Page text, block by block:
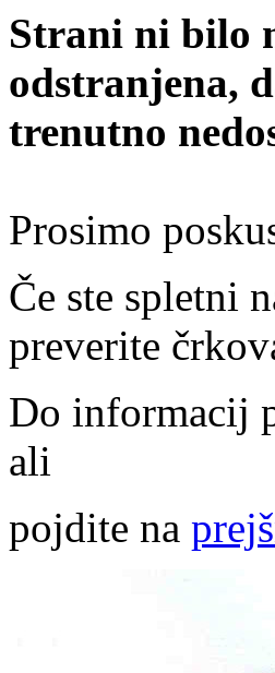
Strani ni bilo
odstranjena,
trenutno
Prosimo
Če ste spletni
preverite
Do informacij
ali
pojdite na